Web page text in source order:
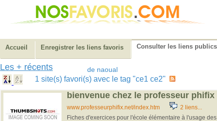
Accueil Enregistrer les liens favoris Consulter les liens publics
Les + récents de naoual
1 site(s) favori(s) avec le tag "ce1 ce2"
bienvenue chez le professeur phifix
www.professeurphifix.net/index.htm 2 liens...
Fiches d'exercices pour l'école élémentaire à l'usage